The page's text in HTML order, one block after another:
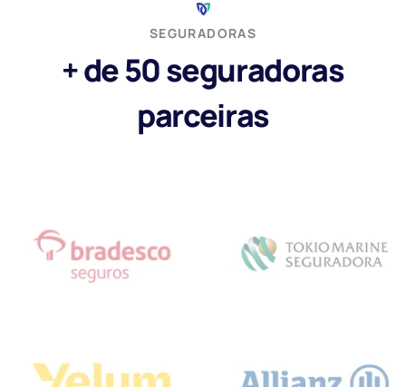
SEGURADORAS
+ de 50 seguradoras
parceiras